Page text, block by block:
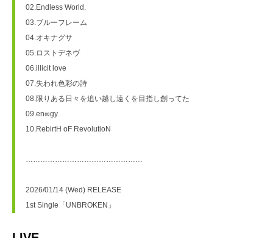
02.Endless World.
03.ブルーフレーム
04.オキナグサ
05.ロストデネヴ
06.illicit love
07.失われ色彩の詩
08.限りある日々を追い越し遠くを目指し創ってた
09.en∞gy
10.RebirtH oF RevolutioN
…………………………………………
2026/01/14 (Wed) RELEASE
1st Single「UNBROKEN」